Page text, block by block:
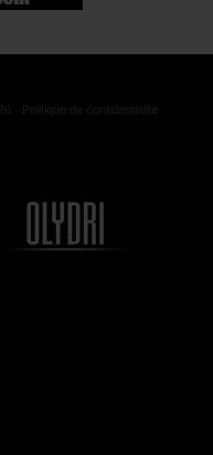
Politique de confidentialité